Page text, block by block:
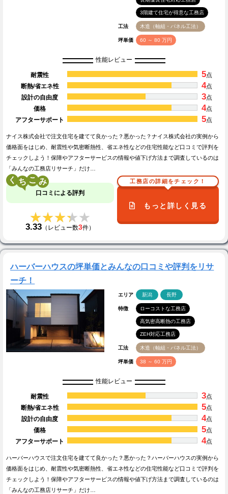
3階建て住宅が得意な工務店
工法 木造（軸組・パネル工法）
坪単価 60 ～ 80 万円
性能レビュー
耐震性 5点
断熱/省エネ性
4点
設計の自由度
3点
価格
4点
アフターサポート
5点
ナイス株式会社で注文住宅を建てて良かった？悪かった？ナイス株式会社の実例から
価格面をはじめ、耐震性や気密断熱性、省エネ性などの住宅性能など口コミで評判を
チェックしよう！保障やアフターサービスの情報や値下げ方法まで調査しているのは
「みんなの工務店リサーチ」だけ…
く こ
口コミによる評判
★★★★★
★★★★★
3.33 （レビュー数3件）
工務店の詳細をチェック！
もっと詳しく見る
ハーバーハウスの坪単価とみんなの口コミや評判をリサ
ーチ！
エリア 新潟 長野
特徴 ローコストな工務店
高気密高断熱の工務店
ZEH対応工務店
工法 木造（軸組・パネル工法）
坪単価 38 ～ 60 万円
性能レビュー
耐震性 3点
断熱/省エネ性
5点
設計の自由度
4点
価格
5点
アフターサポート
4点
ハーバーハウスで注文住宅を建てて良かった？悪かった？ハーバーハウスの実例から
価格面をはじめ、耐震性や気密断熱性、省エネ性などの住宅性能など口コミで評判を
チェックしよう！保障やアフターサービスの情報や値下げ方法まで調査しているのは
「みんなの工務店リサーチ」だけ…